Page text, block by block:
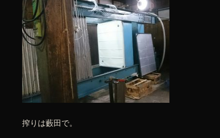
搾りは藪田で。